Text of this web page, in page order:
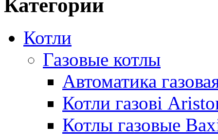
Категории
Котли
Газовые котлы
Автоматика
Котли газові
Котлы газовые